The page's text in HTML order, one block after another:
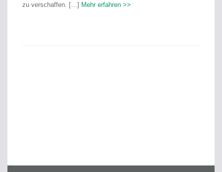
zu verschaffen. […] Mehr erfahren >>